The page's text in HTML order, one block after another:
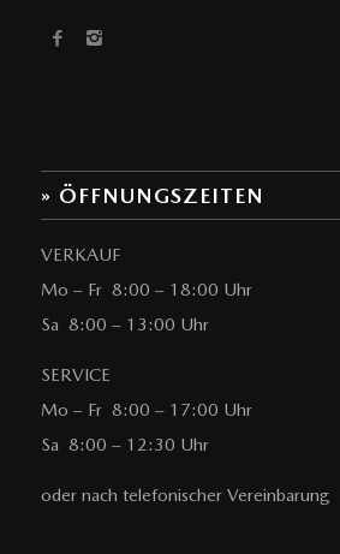
» ÖFFNUNGSZEITEN
VERKAUF
Mo – Fr 8:00 – 18:00 Uhr
Sa 8:00 – 13:00 Uhr
SERVICE
Mo – Fr 8:00 – 17:00 Uhr
Sa 8:00 – 12:30 Uhr
oder nach telefonischer Vereinbarung